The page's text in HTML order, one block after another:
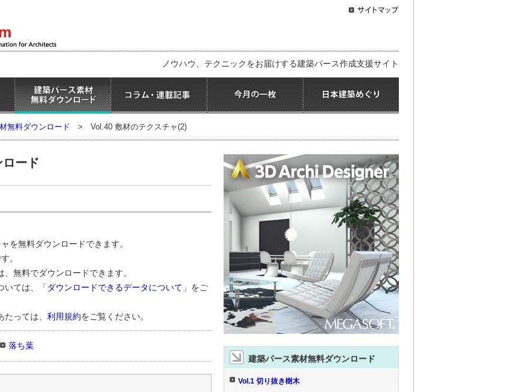
ノウハウ、テクニックをお届けする建築パース作成支援サイト
無料ダウンロード > Vol.40 敷材のテクスチャ(2)
ード
を無料ダウンロードできます。
。
無料でダウンロードできます。
いては、「 ダウンロードできるデータについて 」をご
たっては、利用規約をご覧ください。
落ち葉
建築パース素材無料ダウンロード
Vol.1 切り抜き樹木